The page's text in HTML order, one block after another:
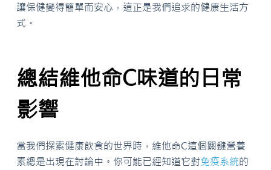
讓保健變得簡單而安心，這正是我們追求的健康生活方
式。
總結維他命C味道的日常
影響
當我們探索健康飲食的世界時，維他命C這個關鍵營養
素總是出現在討論中。你可能已經知道它對免疫系統的